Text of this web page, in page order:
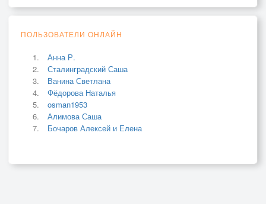
ПОЛЬЗОВАТЕЛИ ОНЛАЙН
Анна Р.
Сталинградский Саша
Ванина Светлана
Фёдорова Наталья
osman1953
Алимова Саша
Бочаров Алексей и Елена